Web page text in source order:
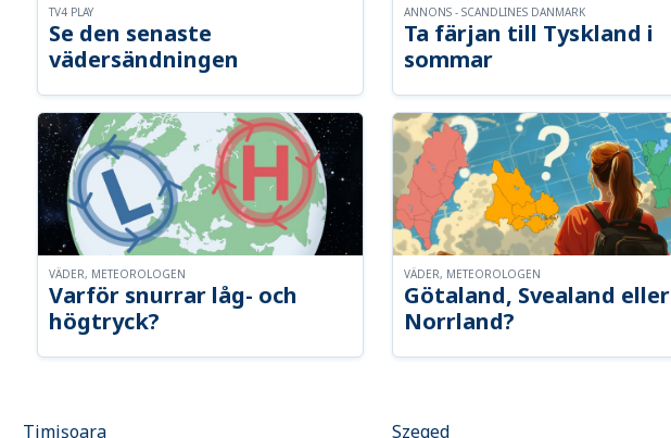
Se den senaste
vädersändningen
TV4 PLAY
Ta färjan till Tyskland i
sommar
ANNONS - SCANDLINES DANMARK
Varför snurrar låg- och
högtryck?
VÄDER, METEOROLOGEN
Götaland, Svealand eller
Norrland?
VÄDER, METEOROLOGEN
Timişoara Szeged